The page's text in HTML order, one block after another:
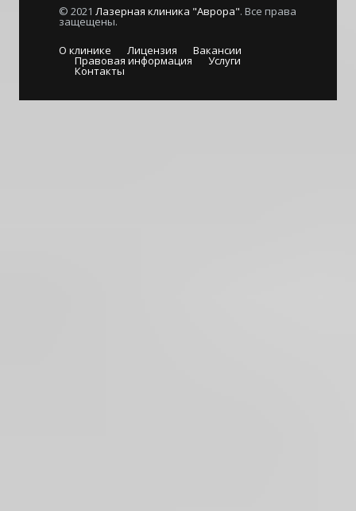
© 2021 Лазерная клиника "Аврора". Все права
защещены.
О клинике
Лицензия Вакансии
Правовая информация Услуги
Контакты